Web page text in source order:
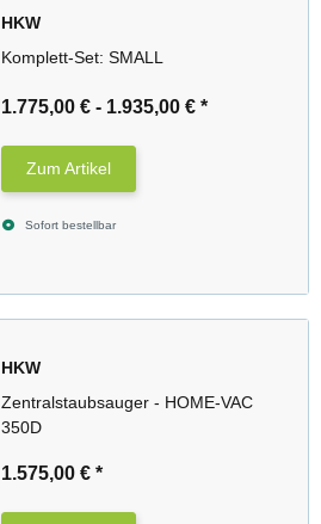
HKW
Komplett-Set: SMALL
1.775,00 € - 1.935,00 € *
Zum Artikel
Sofort bestellbar
HKW
Zentralstaubsauger - HOME-VAC
350D
1.575,00 € *